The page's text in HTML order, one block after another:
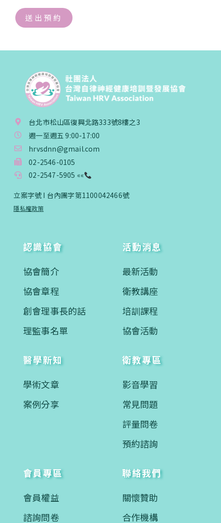
送出預約
台北市松山區復興北路333號8樓之3
週一至週五 9:00-17:00
hrvsdnn@gmail.com
02-2546-0105
02-2547-5905 ««
立案字號 I 台內團字第1100042466號
隱私權政策
認識協會
協會簡介
協會章程
創會理事長的話
理監事名單
活動消息
最新活動
衛教講座
培訓課程
協會活動
醫學新知
學術文章
案例分享
衛教專區
影音學習
常見問題
評量問卷
預約諮詢
會員專區
會員權益
諮詢問卷
聯絡我們
關懷贊助
合作機構